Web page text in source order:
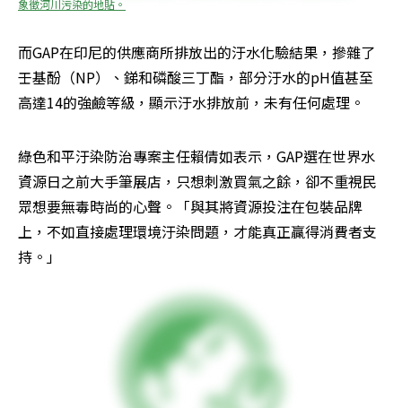
象徵河川污染的地貼。
而GAP在印尼的供應商所排放出的汙水化驗結果，摻雜了
壬基酚（NP）、銻和磷酸三丁酯，部分汙水的pH值甚至
高達14的強鹼等級，顯示汙水排放前，未有任何處理。
綠色和平汙染防治專案主任賴倩如表示，GAP選在世界水
資源日之前大手筆展店，只想刺激買氣之餘，卻不重視民
眾想要無毒時尚的心聲。「與其將資源投注在包裝品牌
上，不如直接處理環境汙染問題，才能真正贏得消費者支
持。」